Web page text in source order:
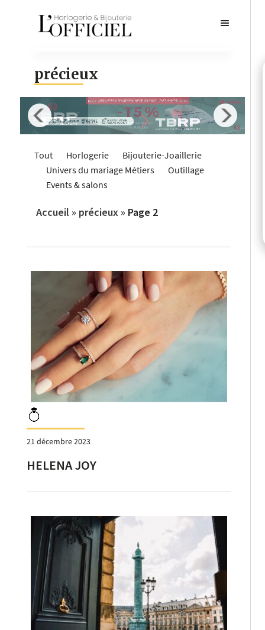
précieux
Tout Horlogerie
Bijouterie-Joaillerie
Univers du mariage Métiers
Outillage
Events & salons
Accueil » précieux » Page 2
21 décembre 2023
HELENA JOY